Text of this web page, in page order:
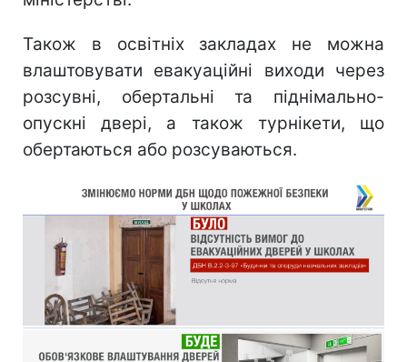
Також в освітніх закладах не можна
влаштовувати евакуаційні виходи через
розсувні, обертальні та піднімально-
опускні двері, а також турнікети, що
обертаються або розсуваються.